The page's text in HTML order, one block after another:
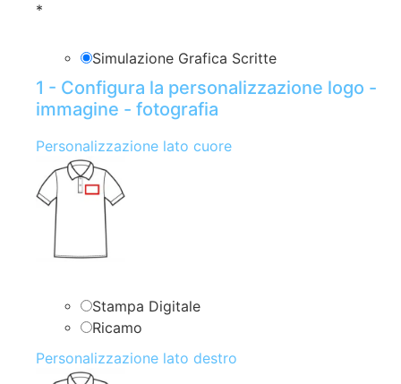
*
Simulazione Grafica Scritte
1 - Configura la personalizzazione logo -
immagine - fotografia
Personalizzazione lato cuore
Stampa Digitale
Ricamo
Personalizzazione lato destro